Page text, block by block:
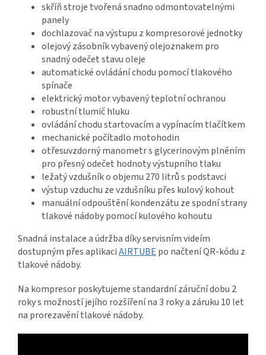
skříň stroje tvořená snadno odmontovatelnými
panely
dochlazovač na výstupu z kompresorové jednotky
olejový zásobník vybavený olejoznakem pro
snadný odečet stavu oleje
automatické ovládání chodu pomocí tlakového
spínače
elektrický motor vybavený teplotní ochranou
robustní tlumič hluku
ovládání chodu startovacím a vypínacím tlačítkem
mechanické počítadlo motohodin
otřesuvzdorný manometr s glycerinovým plněním
pro přesný odečet hodnoty výstupního tlaku
ležatý vzdušník o objemu 270 litrů s podstavci
výstup vzduchu ze vzdušníku přes kulový kohout
manuální odpouštění kondenzátu ze spodní strany
tlakové nádoby pomocí kulového kohoutu
Snadná instalace a údržba díky servisním videím
dostupným přes aplikaciAIRTUBE po načtení QR-kódu z
tlakové nádoby.
Na kompresor poskytujeme standardní záruční dobu 2
roky s možností jejího rozšíření na 3 roky a záruku 10 let
na prorezavění tlakové nádoby.